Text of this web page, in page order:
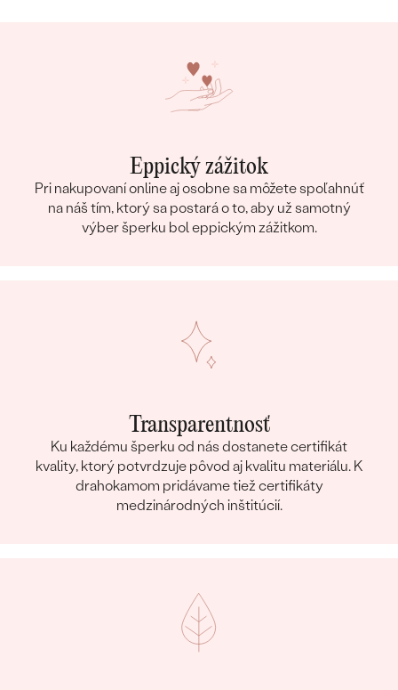
Eppický zážitok
Pri nakupovaní online aj osobne sa môžete spoľahnúť
na náš tím, ktorý sa postará o to, aby už samotný
výber šperku bol eppickým zážitkom.
Transparentnosť
Ku každému šperku od nás dostanete certifikát
kvality, ktorý potvrdzuje pôvod aj kvalitu materiálu. K
drahokamom pridávame tiež certifikáty
medzinárodných inštitúcií.